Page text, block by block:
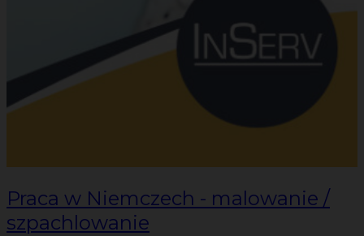
Praca w Niemczech - malowanie /
szpachlowanie